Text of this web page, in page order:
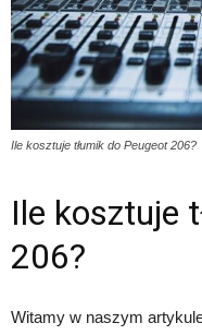
Ile kosztuje tłumik do Peugeot 206?
Ile kosztuje
206?
Witamy w naszym